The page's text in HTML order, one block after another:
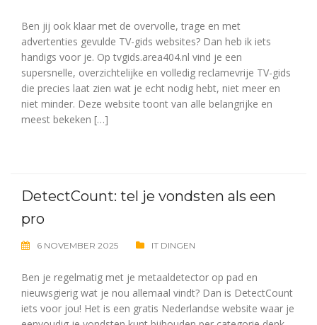
Ben jij ook klaar met de overvolle, trage en met
advertenties gevulde TV-gids websites? Dan heb ik iets
handigs voor je. Op tvgids.area404.nl vind je een
supersnelle, overzichtelijke en volledig reclamevrije TV-gids
die precies laat zien wat je echt nodig hebt, niet meer en
niet minder. Deze website toont van alle belangrijke en
meest bekeken […]
DetectCount: tel je vondsten als een
pro
6 NOVEMBER 2025 IT DINGEN
Ben je regelmatig met je metaaldetector op pad en
nieuwsgierig wat je nou allemaal vindt? Dan is DetectCount
iets voor jou! Het is een gratis Nederlandse website waar je